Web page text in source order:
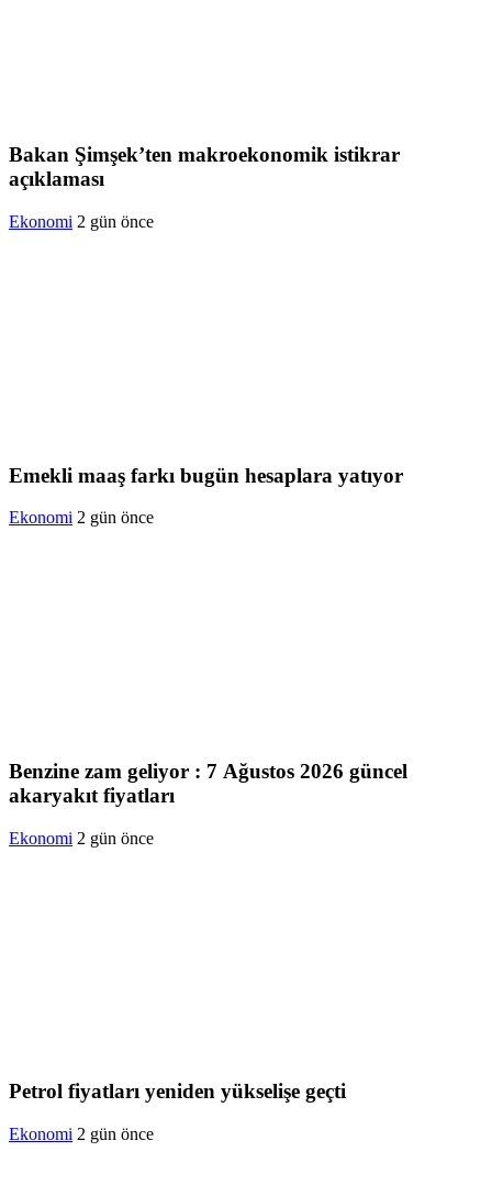
Bakan Şimşek’ten makroekonomik istikrar
açıklaması
Ekonomi 2 gün önce
Emekli maaş farkı bugün hesaplara yatıyor
Ekonomi 2 gün önce
Benzine zam geliyor : 7 Ağustos 2026 güncel
akaryakıt fiyatları
Ekonomi 2 gün önce
Petrol fiyatları yeniden yükselişe geçti
Ekonomi 2 gün önce